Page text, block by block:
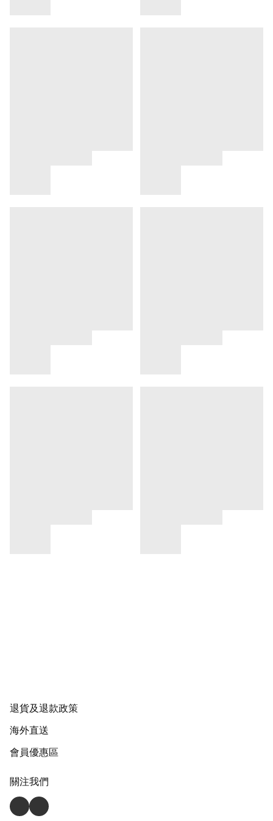
退貨及退款政策
海外直送
會員優惠區
關注我們